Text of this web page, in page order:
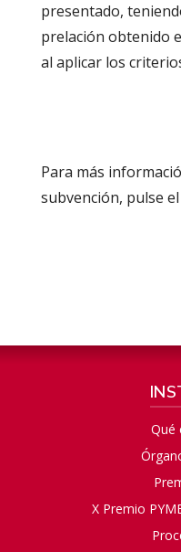
presentado,
prelación obtenido
al aplicar los
Para más
subvención, pulse
Qué
X Premio